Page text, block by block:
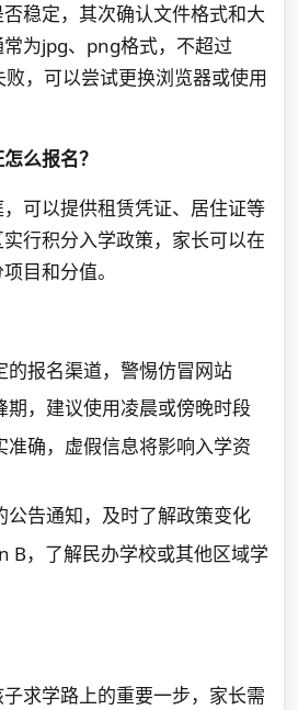
稳定，其次确认文件格式和大
为jpg、png格式，不超过
，可以尝试更换浏览器或使用
么报名？
可以提供租赁凭证、居住证等
行积分入学政策，家长可以在
目和分值。
的报名渠道，警惕仿冒网站
期，建议使用凌晨或傍晚时段
准确，虚假信息将影响入学资
公告通知，及时了解政策变化
B，了解民办学校或其他区域学
求学路上的重要一步，家长需